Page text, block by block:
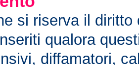
si riserva il diritto
qualora
diffamatori,